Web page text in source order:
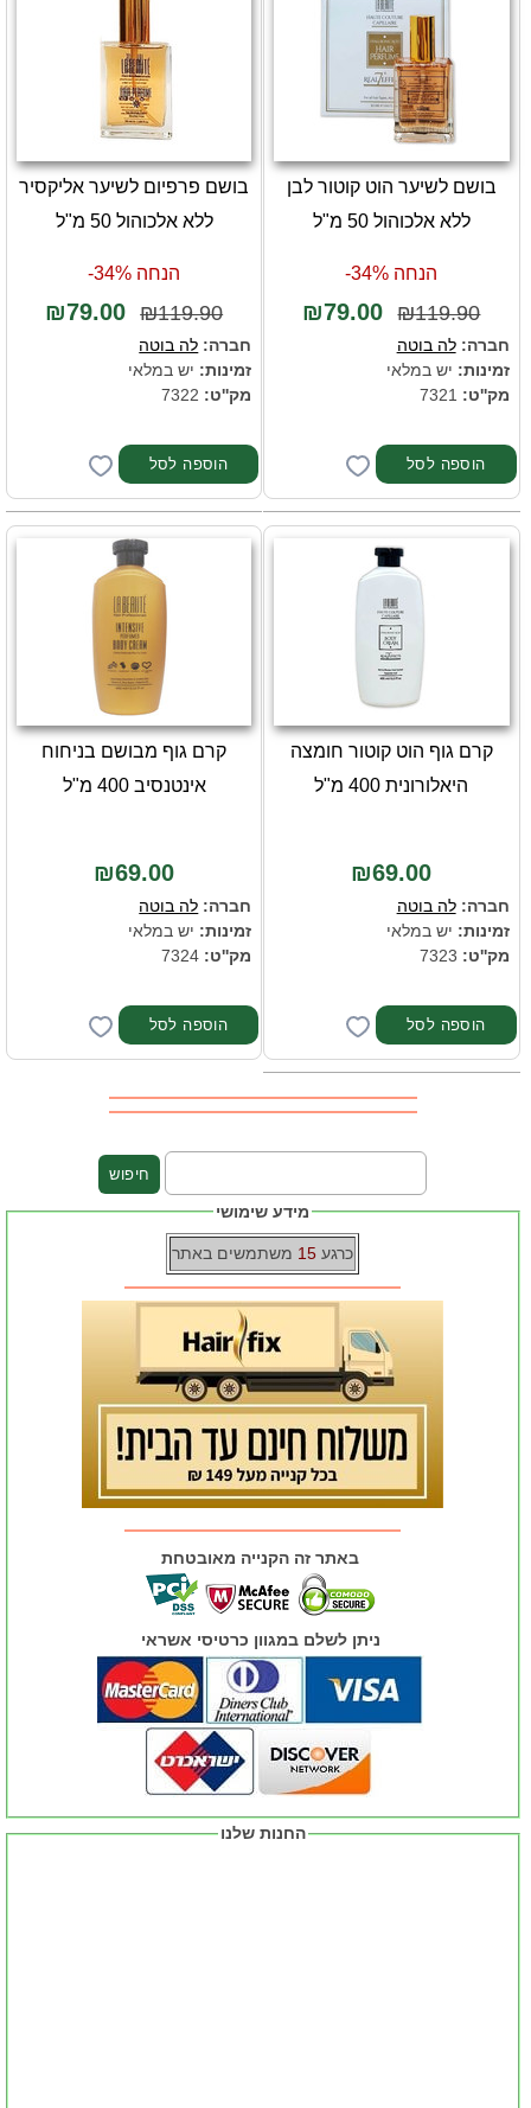
בושם לשיער הוט קוטור לבן
ללא אלכוהול 50 מ"ל
הנחה 34%-
₪119.90
₪79.00
חברה:לה בוטה
זמינות: יש במלאי
מק''ט:
בושם פרפיום לשיער אליקסיר
ללא אלכוהול 50 מ"ל
הנחה 34%-
₪119.90
₪79.00
חברה: לה בוטה
זמינות: יש במלאי
מק''ט:
קרם גוף הוט קוטור חומצה
היאלורונית 400 מ"ל
₪69.00
חברה:לה בוטה
זמינות: יש במלאי
מק''ט:
קרם גוף מבושם בניחוח
אינטנסיב 400 מ"ל
₪69.00
חברה: לה בוטה
זמינות: יש במלאי
מק''ט:
מידע שימושי
כרגע 15 משתמשים באתר
החנות שלנו